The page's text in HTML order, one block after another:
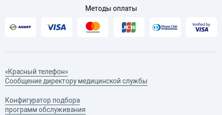
Методы оплаты
«Красный телефон»
Сообщение директору медицинской службы
Конфигуратор подбора
программ обслуживания